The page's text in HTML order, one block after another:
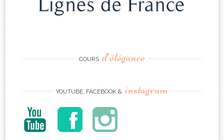
COURS d’élégance
YOUTUBE, FACEBOOK & instagram